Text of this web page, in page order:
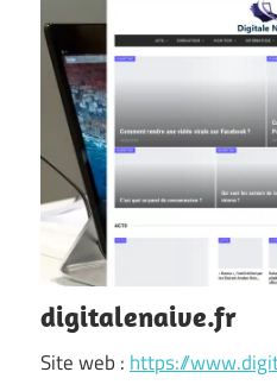
digitalenaive.fr
Site web : https://